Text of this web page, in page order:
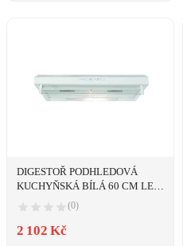
DIGESTOŘ PODHLEDOVÁ
KUCHYŇSKÁ BÍLÁ 60 CM LED
(0)
2 102 Kč